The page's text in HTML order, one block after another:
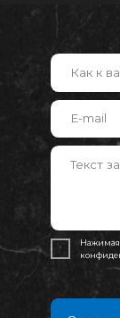
Оставить
Нажимая на кнопку, вы
Оставить заявку